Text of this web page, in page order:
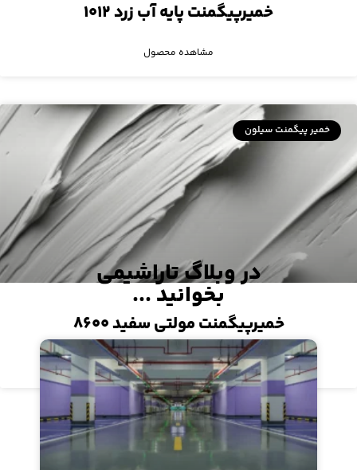
خمیرپیگمنت پایه آب زرد ۱۰۱۲
مشاهده محصول
خمیر پیگمنت سیلون
خمیرپیگمنت مولتی سفید ۸۶۰۰
مشاهده محصول
در وبلاگ تاراشیمی
بخوانید ...